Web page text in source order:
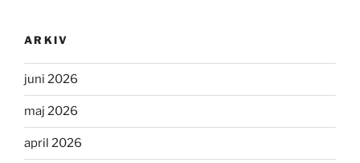
ARKIV
juni 2026
maj 2026
april 2026